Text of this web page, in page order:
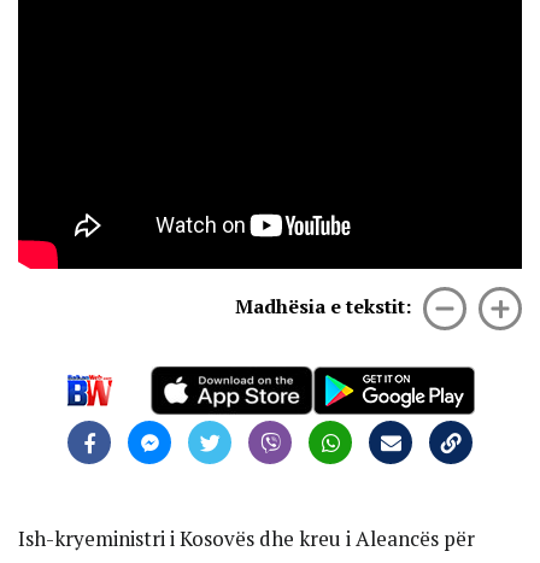
Madhësia e tekstit:
Ish-kryeministri i Kosovës dhe kreu i Aleancës për